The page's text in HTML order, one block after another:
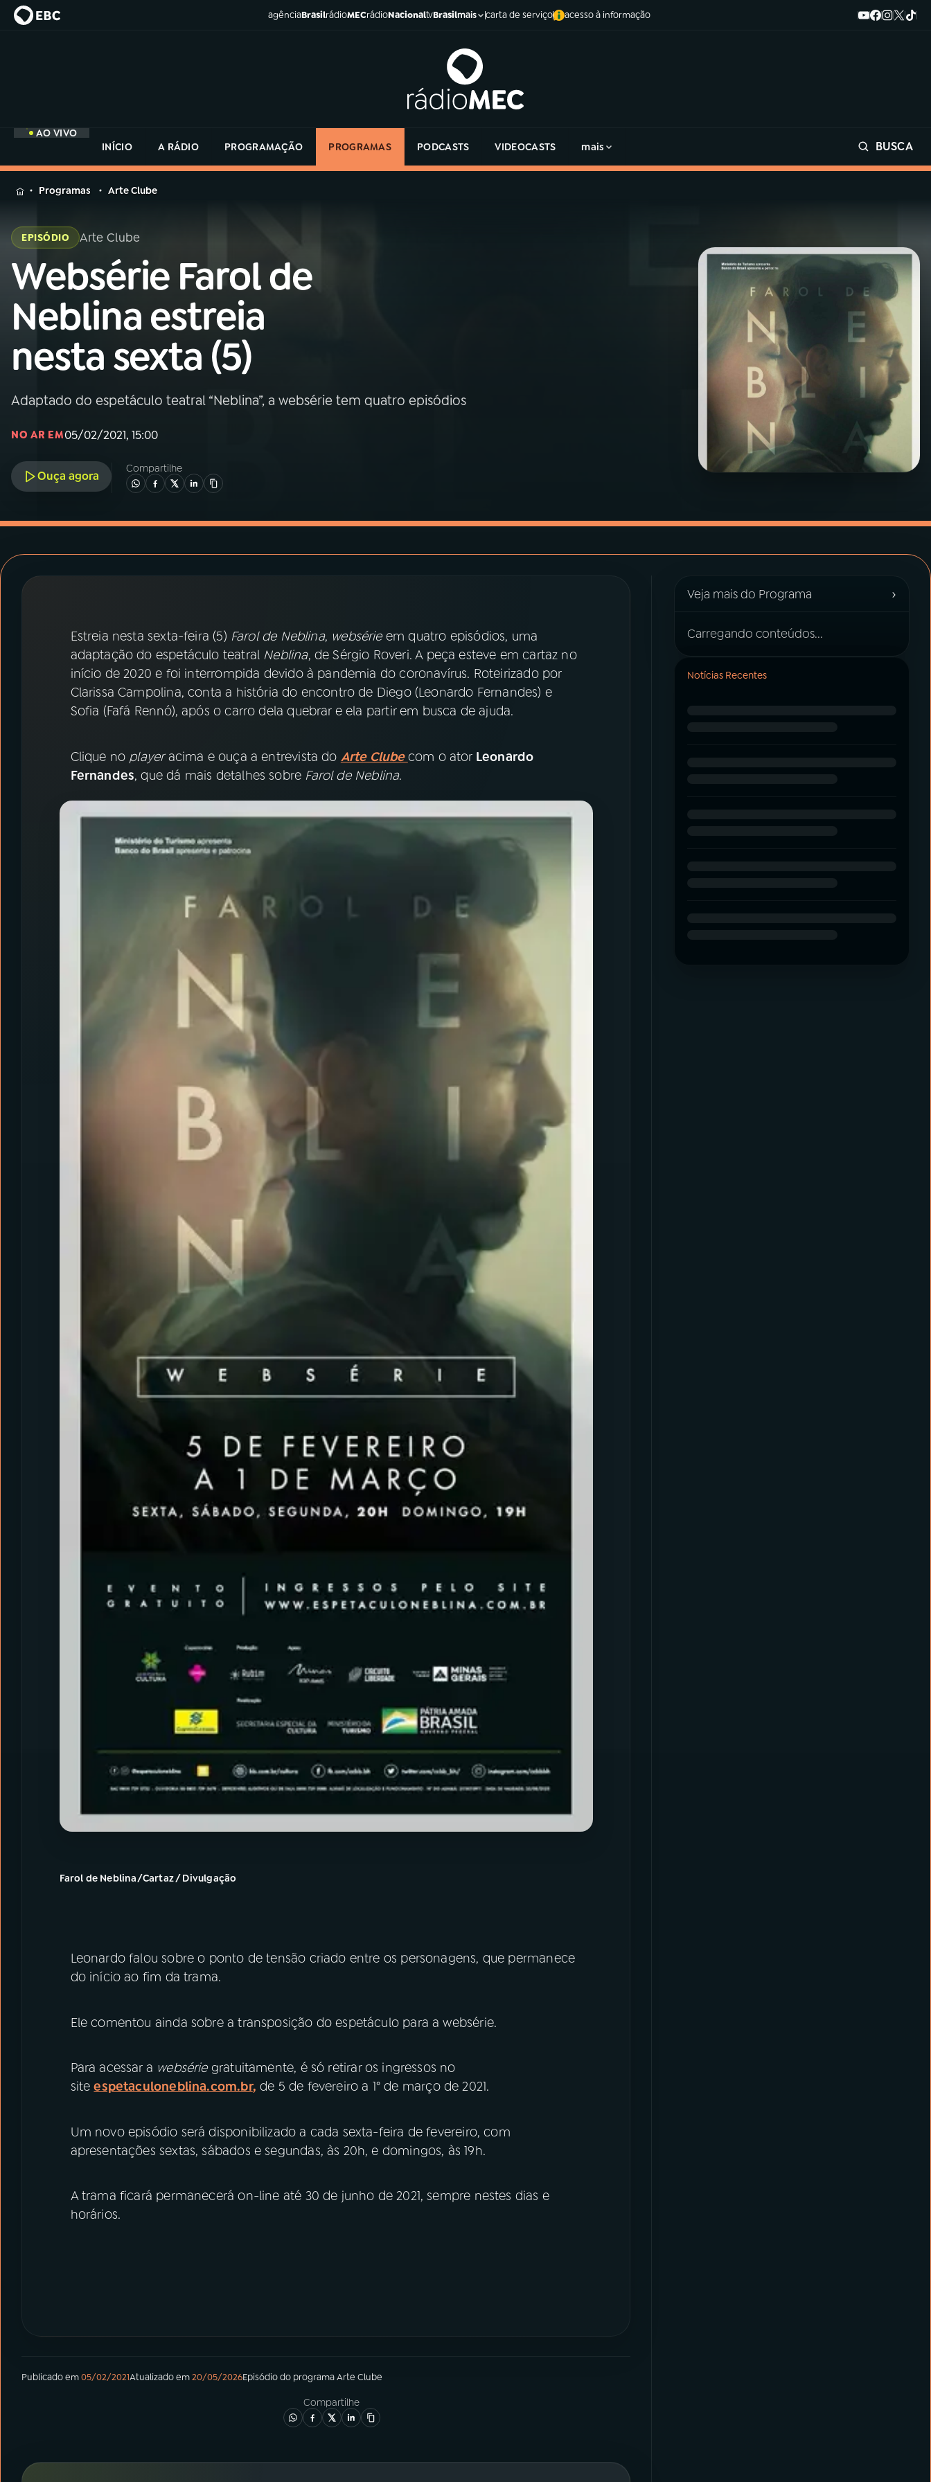
agênciaBrasilrádioMECrádioNacionaltvBrasilmais carta de serviço acesso à informação
AO VIVO
INÍCIO
A RÁDIO PROGRAMAÇÃO PROGRAMAS PODCASTS VIDEOCASTS mais BUSCA
MENU
Buscar
na
Rádio
MEC
Início AO VIVO
01 INÍCIO
02 A RÁDIO
03PROGRAMAÇÃO
PROGRAMAS
PRÊMIO RÁDIO MEC
ACOMPANHE A RÁDIO MEC
Instagram X
na
Rádio
Programas Arte Clube
EPISÓDIO Arte Clube
Websérie Farol de
Neblina estreia
nesta sexta (5)
Adaptado do espetáculo teatral “Neblina”, a websérie tem quatro episódios
NO AR EM05/02/2021, 15:00
Ouça agora
Compartilhe
Estreia nesta sexta-feira (5) Farol de Neblina, websérieem quatro episódios, uma
adaptação do espetáculo teatral Neblina, de Sérgio Roveri. A peça esteve em cartaz no
início de 2020 e foi interrompida devido à pandemia do coronavírus. Roteirizado por
Clarissa Campolina, conta a história do encontro de Diego (Leonardo Fernandes) e
Sofia (Fafá Rennó), após o carro dela quebrar e ela partir em busca de ajuda.
Clique no playeracima e ouça a entrevista do Arte Clubecom o ator Leonardo
Fernandes, que dá mais detalhes sobre Farol de Neblina.
Farol de Neblina/Cartaz / Divulgação
Leonardo falou sobre o ponto de tensão criado entre os personagens, que permanece
do início ao fim da trama.
Ele comentou ainda sobre a transposição do espetáculo para a websérie.
Para acessar a websériegratuitamente, é só retirar os ingressos no
siteespetaculoneblina.com.br, de 5 de fevereiro a 1° de março de 2021.
Um novo episódio será disponibilizado a cada sexta-feira de fevereiro, com
apresentações sextas, sábados e segundas, às 20h, e domingos, às 19h.
A trama ficará permanecerá on-line até 30 de junho de 2021, sempre nestes dias e
horários.
Publicado em05/02/2021Atualizado em20/05/2026Episódiodo programaArte Clube
Compartilhe
Veja mais do Programa ›
Carregando conteúdos...
Notícias Recentes